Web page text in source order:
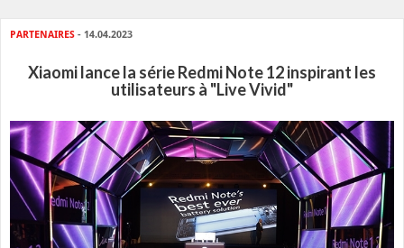
PARTENAIRES - 14.04.2023
Xiaomi lance la série Redmi Note 12 inspirant les
utilisateurs à "Live Vivid"